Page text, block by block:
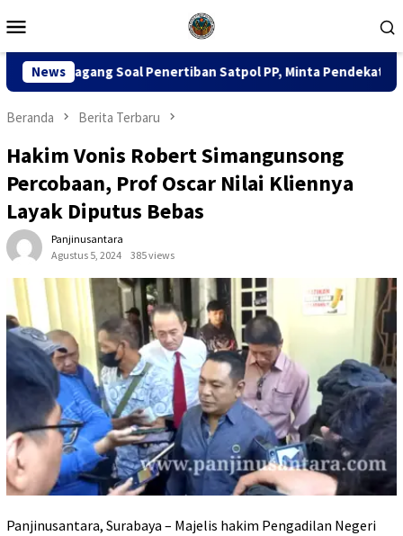
ke
Mobile
News
Penertiban Satpol PP, Minta Pendekatan Humanis
Beranda Berita Terbaru
Hakim Vonis Robert Simangunsong
Percobaan, Prof Oscar Nilai Kliennya
Layak Diputus Bebas
Panjinusantara
Agustus 5, 2024
385 views
Panjinusantara, Surabaya – Majelis hakim Pengadilan Negeri